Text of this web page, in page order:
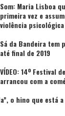
Som: Maria Lisboa
primeira vez e
violência psicológica
Sá da Bandeira tem
até final de 2019
VÍDEO: 14º Festival
arrancou com a
o hino que está